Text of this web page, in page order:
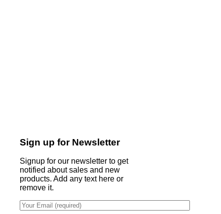
Sign up for Newsletter
Signup for our newsletter to get
notified about sales and new
products. Add any text here or
remove it.